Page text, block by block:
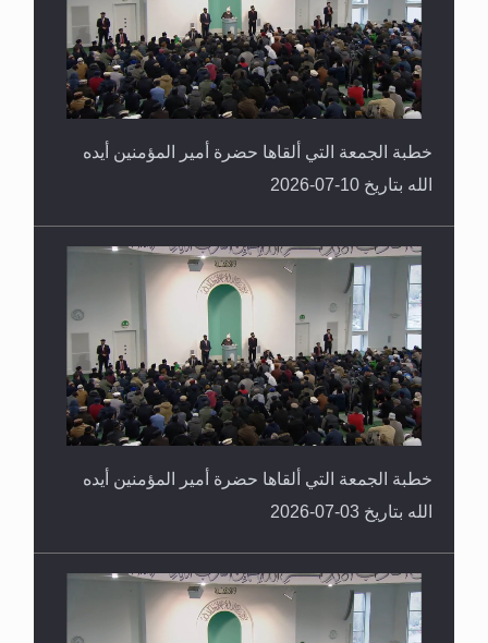
خطبة الجمعة التي ألقاها حضرة أمير المؤمنين أيده
الله بتاريخ 10-07-2026
خطبة الجمعة التي ألقاها حضرة أمير المؤمنين أيده
الله بتاريخ 03-07-2026